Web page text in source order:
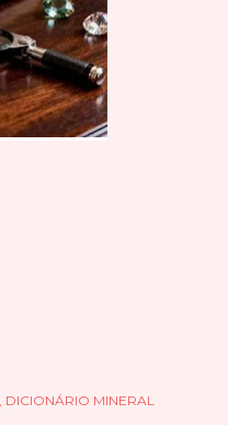
DICIONÁRIO MINERAL